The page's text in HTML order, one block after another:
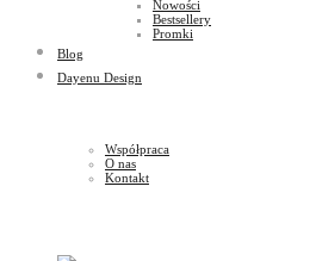
Nowości
Bestsellery
Promki
Blog
Dayenu Design
Współpraca
O nas
Kontakt